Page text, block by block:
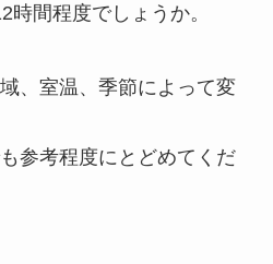
間程度でしょうか。
、室温、季節によって変
参考程度にとどめてくだ